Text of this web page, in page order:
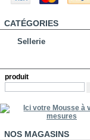
CATÉGORIES
Sellerie
produit
NOS MAGASINS